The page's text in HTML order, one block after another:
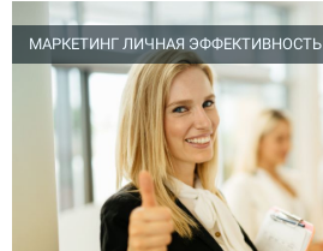
МАРКЕТИНГ ЛИЧНАЯ ЭФФЕКТИВНОСТЬ